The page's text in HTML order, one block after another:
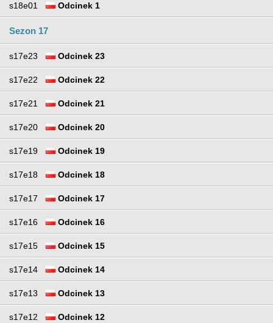
s18e01 Odcinek 1
Sezon 17
s17e23 Odcinek 23
s17e22 Odcinek 22
s17e21 Odcinek 21
s17e20 Odcinek 20
s17e19 Odcinek 19
s17e18 Odcinek 18
s17e17 Odcinek 17
s17e16 Odcinek 16
s17e15 Odcinek 15
s17e14 Odcinek 14
s17e13 Odcinek 13
s17e12 Odcinek 12